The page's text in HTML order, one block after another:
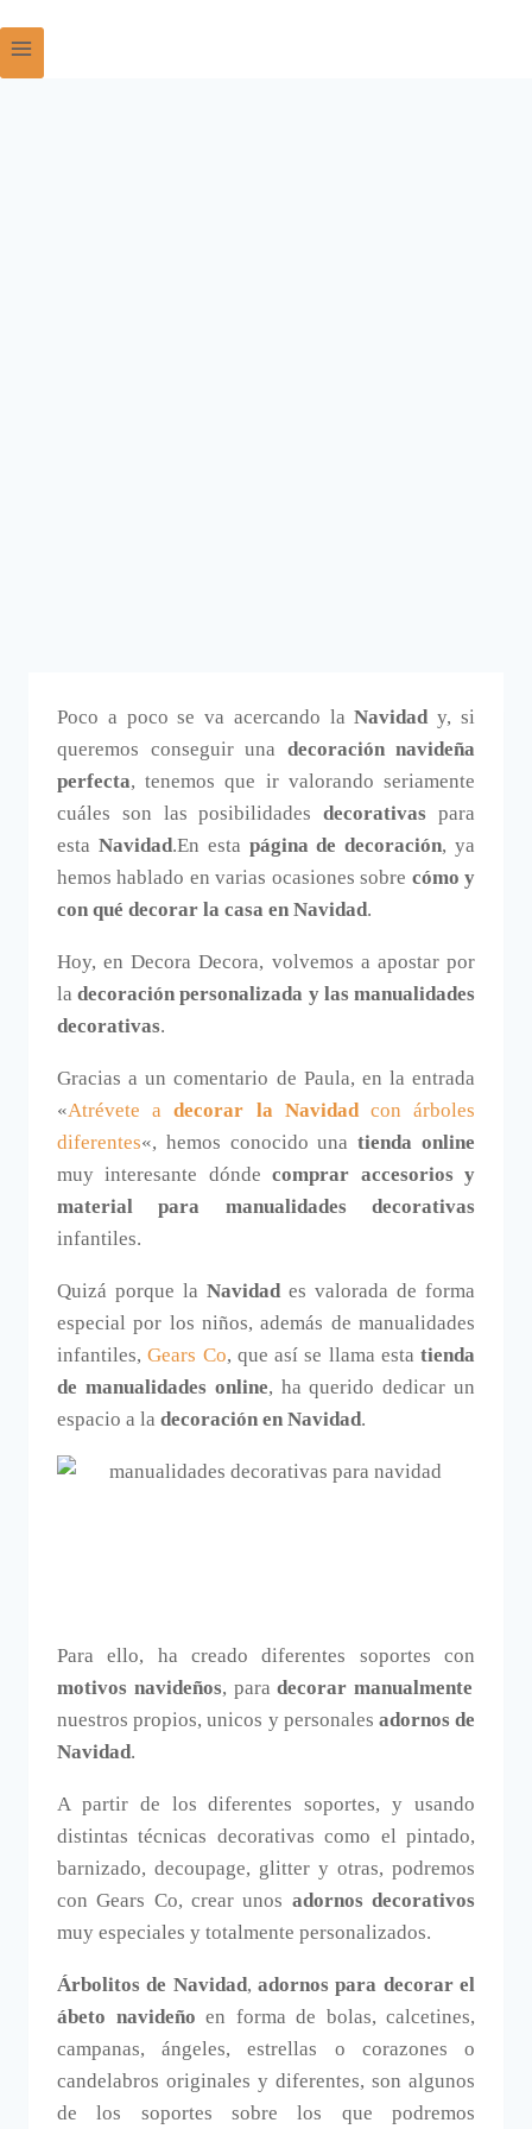
Poco a poco se va acercando laNavidad y, si
queremos conseguir una decoración navideña
perfecta, tenemos que ir valorando seriamente
cuáles son las posibilidadesdecorativas para
esta Navidad.En esta página de decoración, ya
hemos hablado en varias ocasiones sobre cómo y
con qué decorar la casa en Navidad.
Hoy, en Decora Decora, volvemos a apostar por
ladecoración personalizada y las manualidades
decorativas.
Gracias a un comentario de Paula, en la entrada
«Atrévete adecorar la Navidadcon árboles
diferentes«, hemos conocido unatienda online
muy interesante dóndecomprar accesorios y
material para manualidades decorativas
infantiles.
Quizá porque la Navidad es valorada de forma
especial por los niños, además de manualidades
infantiles,Gears Co, que así se llama esta tienda
de manualidades online, ha querido dedicar un
espacio a la decoración en Navidad.
Para ello, ha creado diferentes soportes con
motivos navideños, paradecorar manualmente
nuestros propios, unicos y personales adornos de
Navidad.
A partir de los diferentes soportes, y usando
distintas técnicas decorativas como el pintado,
barnizado, decoupage, glitter y otras, podremos
con Gears Co, crear unos adornos decorativos
muy especiales y totalmente personalizados.
Árbolitos de Navidad,adornos para decorar el
ábeto navideño en forma de bolas, calcetines,
campanas, ángeles, estrellas o corazones o
candelabros originales y diferentes, son algunos
de los soportes sobre los que podremos